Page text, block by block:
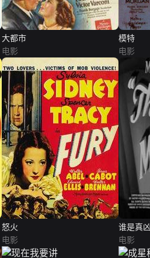
大都市
电影
模特
电影
怒火
电影
谁是真凶
电影